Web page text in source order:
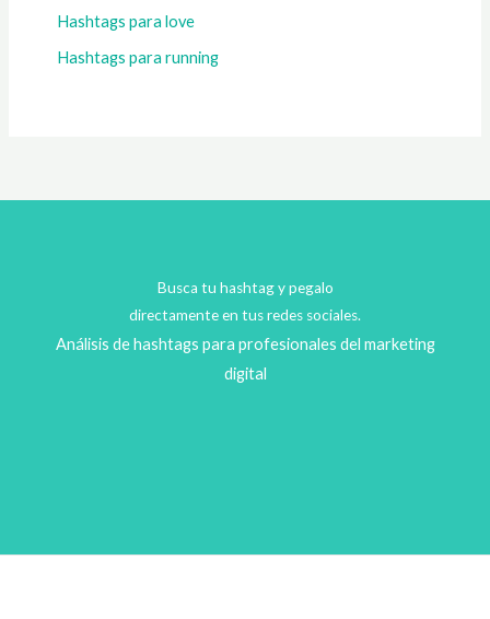
Hashtags para love
Hashtags para running
Busca tu hashtag y pegalo
directamente en tus redes sociales.
Análisis de hashtags para profesionales del marketing
digital